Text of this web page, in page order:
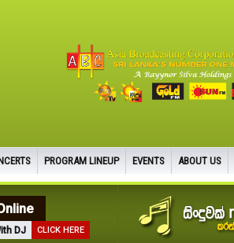
PROGRAM LINEUP EVENTS ABOUT US
DJ CLICK HERE